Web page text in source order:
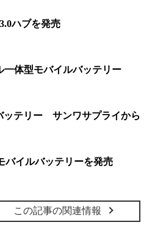
ハブを発売
体型モバイルバッテリー
ッテリー サンワサプライから
バイルバッテリーを発売
この記事の関連情報